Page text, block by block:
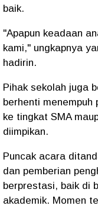
baik.
"Apapun keadaan
kami," ungkapnya
hadirin.
Pihak sekolah juga
berhenti menempuh
ke tingkat SMA
diimpikan.
Puncak acara
dan pemberian
berprestasi, baik di
akademik. Momen